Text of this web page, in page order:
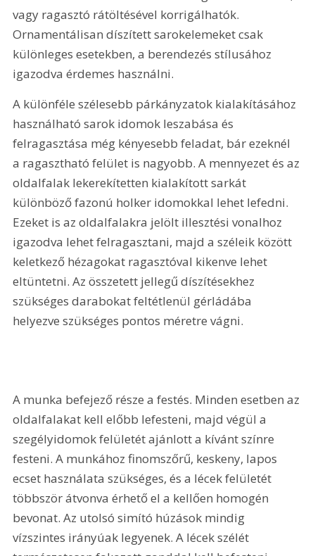
vagy ragasztó rátöltésével korrigálhatók.
Ornamentálisan díszített sarokelemeket csak
különleges esetekben, a berendezés stílusához
igazodva érdemes használni.
A különféle szélesebb párkányzatok kialakításához
használható sarok idomok leszabása és
felragasztása még kényesebb feladat, bár ezeknél
a ragasztható felület is nagyobb. A mennyezet és az
oldalfalak lekerekítetten kialakított sarkát
különböző fazonú holker idomokkal lehet lefedni.
Ezeket is az oldalfalakra jelölt illesztési vonalhoz
igazodva lehet felragasztani, majd a széleik között
keletkező hézagokat ragasztóval kikenve lehet
eltüntetni. Az összetett jellegű díszítésekhez
szükséges darabokat feltétlenül gérládába
helyezve szükséges pontos méretre vágni.
A munka befejező része a festés. Minden esetben az
oldalfalakat kell előbb lefesteni, majd végül a
szegélyidomok felületét ajánlott a kívánt színre
festeni. A munkához finomszőrű, keskeny, lapos
ecset használata szükséges, és a lécek felületét
többször átvonva érhető el a kellően homogén
bevonat. Az utolsó simító húzások mindig
vízszintes irányúak legyenek. A lécek szélét